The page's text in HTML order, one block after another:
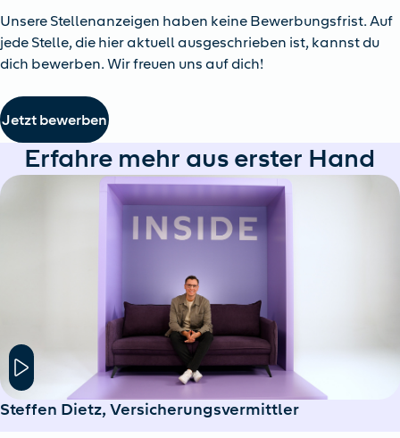
Unsere Stellenanzeigen haben keine Bewerbungsfrist. Auf
jede Stelle, die hier aktuell ausgeschrieben ist, kannst du
dich bewerben. Wir freuen uns auf dich!
Jetzt bewerben
Erfahre mehr aus erster Hand
Hier klicken um das Modal Fenster zu öffnen
Steffen Dietz, Versicherungsvermittler